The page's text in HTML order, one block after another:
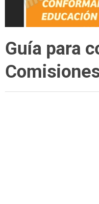
Guía para